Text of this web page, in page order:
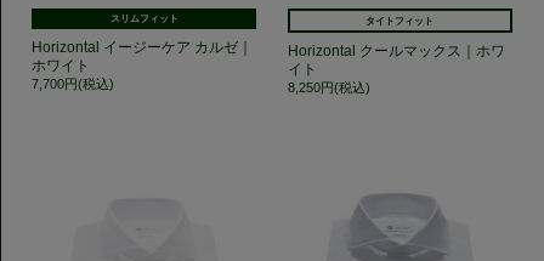
スリムフィット
Horizontal イージーケア カルゼ｜
ホワイト
7,700円(税込)
タイトフィット
Horizontal クールマックス｜ホワ
イト
8,250円(税込)